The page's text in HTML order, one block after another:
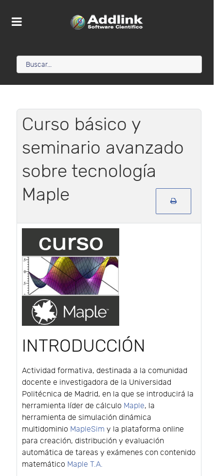
Curso básico y
seminario avanzado
sobre tecnología
Maple
INTRODUCCIÓN
Actividad formativa, destinada a la comunidad
docente e investigadora de la Universidad
Politécnica de Madrid, en la que se introducirá la
herramienta líder de cálculo Maple, la
herramienta de simulación dinámica
multidominio MapleSim y la plataforma online
para creación, distribución y evaluación
automática de tareas y exámenes con contenido
matemático Maple T.A.